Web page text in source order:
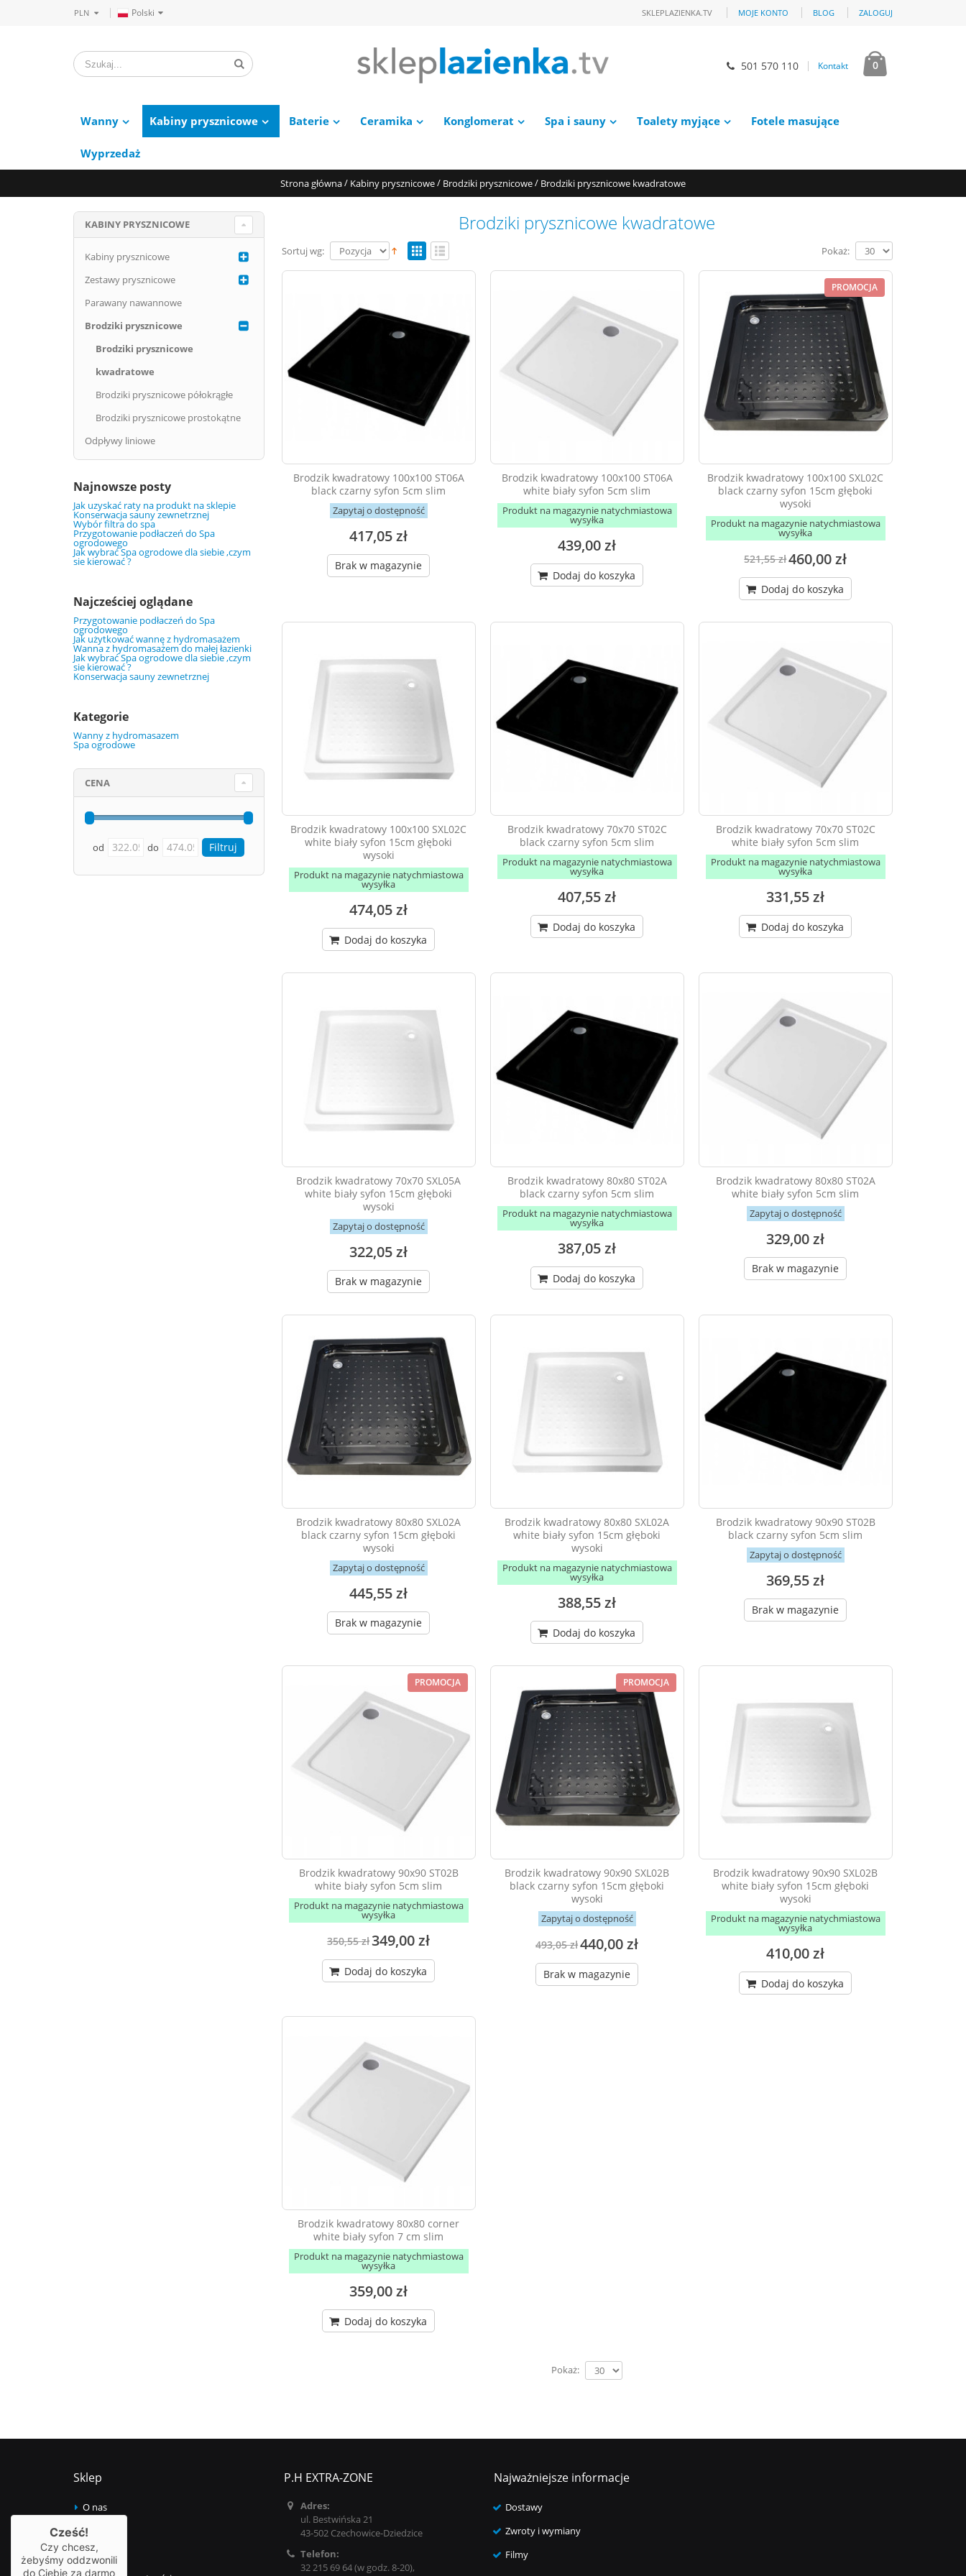
PLN Polski MOJE KONTO BLOG ZALOGUJ
SKLEPLAZIENKA.TV
501 570 110 Kontakt 0
Wanny Kabiny prysznicowe Baterie Ceramika Konglomerat Spa i sauny Toalety myjące Fotele masujące
Wyprzedaż
Strona główna/ Kabiny prysznicowe/ Brodziki prysznicowe/ Brodziki prysznicowe kwadratowe
Brodziki prysznicowe kwadratowe
Sortuj wg: Pokaż:
Brodzik kwadratowy 100x100 ST06A
black czarny syfon 5cm slim
Zapytaj o dostępność
417,05 zł
Brak w magazynie
Brodzik kwadratowy 100x100 ST06A
white biały syfon 5cm slim
Produkt na magazynie natychmiastowa
wysyłka
439,00 zł
Dodaj do koszyka
PROMOCJA
Brodzik kwadratowy 100x100 SXL02C
black czarny syfon 15cm głęboki
wysoki
Produkt na magazynie natychmiastowa
wysyłka
521,55 zł460,00 zł
Dodaj do koszyka
Brodzik kwadratowy 100x100 SXL02C
white biały syfon 15cm głęboki
wysoki
Produkt na magazynie natychmiastowa
wysyłka
474,05 zł
Dodaj do koszyka
Brodzik kwadratowy 70x70 ST02C
black czarny syfon 5cm slim
Produkt na magazynie natychmiastowa
wysyłka
407,55 zł
Dodaj do koszyka
Brodzik kwadratowy 70x70 ST02C
white biały syfon 5cm slim
Produkt na magazynie natychmiastowa
wysyłka
331,55 zł
Dodaj do koszyka
Brodzik kwadratowy 70x70 SXL05A
white biały syfon 15cm głęboki
wysoki
Zapytaj o dostępność
322,05 zł
Brak w magazynie
Brodzik kwadratowy 80x80 ST02A
black czarny syfon 5cm slim
Produkt na magazynie natychmiastowa
wysyłka
387,05 zł
Dodaj do koszyka
Brodzik kwadratowy 80x80 ST02A
white biały syfon 5cm slim
Zapytaj o dostępność
329,00 zł
Brak w magazynie
Brodzik kwadratowy 80x80 SXL02A
black czarny syfon 15cm głęboki
wysoki
Zapytaj o dostępność
445,55 zł
Brak w magazynie
Brodzik kwadratowy 80x80 SXL02A
white biały syfon 15cm głęboki
wysoki
Produkt na magazynie natychmiastowa
wysyłka
388,55 zł
Dodaj do koszyka
Brodzik kwadratowy 90x90 ST02B
black czarny syfon 5cm slim
Zapytaj o dostępność
369,55 zł
Brak w magazynie
PROMOCJA
Brodzik kwadratowy 90x90 ST02B
white biały syfon 5cm slim
Produkt na magazynie natychmiastowa
wysyłka
350,55 zł349,00 zł
Dodaj do koszyka
PROMOCJA
Brodzik kwadratowy 90x90 SXL02B
black czarny syfon 15cm głęboki
wysoki
Zapytaj o dostępność
493,05 zł440,00 zł
Brak w magazynie
Brodzik kwadratowy 90x90 SXL02B
white biały syfon 15cm głęboki
wysoki
Produkt na magazynie natychmiastowa
wysyłka
410,00 zł
Dodaj do koszyka
Brodzik kwadratowy 80x80 corner
white biały syfon 7 cm slim
Produkt na magazynie natychmiastowa
wysyłka
359,00 zł
Dodaj do koszyka
Pokaż:
KABINY PRYSZNICOWE
Kabiny prysznicowe
Zestawy prysznicowe
Parawany nawannowe
Brodziki prysznicowe
Brodziki prysznicowe
kwadratowe
Brodziki prysznicowe półokrągłe
Brodziki prysznicowe prostokątne
Odpływy liniowe
Najnowsze posty
Jak uzyskać raty na produkt na sklepie
Konserwacja sauny zewnetrznej
Wybór filtra do spa
Przygotowanie podłaczeń do Spa
ogrodowego
Jak wybrać Spa ogrodowe dla siebie ,czym
sie kierować ?
Najcześciej oglądane
Przygotowanie podłaczeń do Spa
ogrodowego
Jak użytkować wannę z hydromasażem
Wanna z hydromasażem do małej łazienki
Jak wybrać Spa ogrodowe dla siebie ,czym
sie kierować ?
Konserwacja sauny zewnetrznej
Kategorie
Wanny z hydromasazem
Spa ogrodowe
CENA
od do
Sklep
O nas
Kontakt
Regulamin
P.H EXTRA-ZONE
Adres:
ul. Bestwińska 21
43-502 Czechowice-Dziedzice
Telefon:
32 215 69 64 (w godz. 8-20),
Najważniejsze informacje
Dostawy
Zwroty i wymiany
Filmy
Cześć!
Czy chcesz,
żebyśmy oddzwonili
do Ciebie za darmo